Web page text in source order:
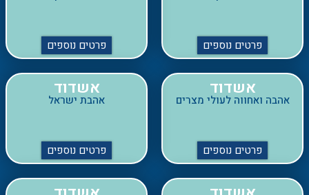
אשדוד
אהבה ואחווה לעולי מצרים
פרטים נוספים
אשדוד
אהבת ישראל
פרטים נוספים
אשדוד
אהבת ציון עולי איראן
אשדוד
אוהל יעקב